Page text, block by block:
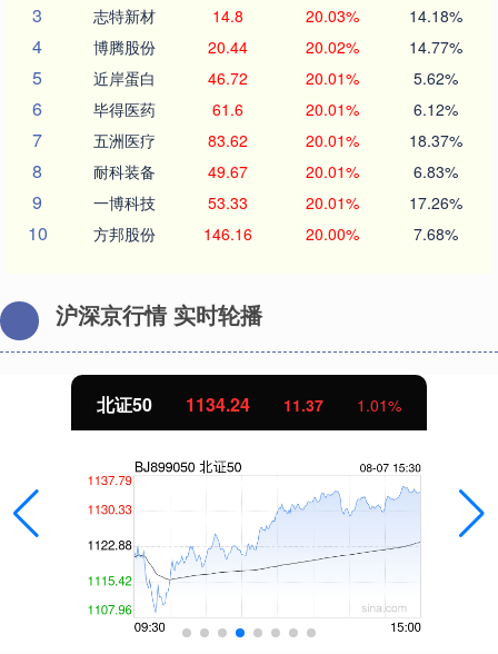
3 志特新材 14.8 20.03% 14.18%
4 博腾股份 20.44 20.02% 14.77%
5 近岸蛋白 46.72 20.01% 5.62%
6 毕得医药 61.6 20.01% 6.12%
7 五洲医疗 83.62 20.01% 18.37%
8 耐科装备 49.67 20.01% 6.83%
9 一博科技 53.33 20.01% 17.26%
10 方邦股份 146.16 20.00% 7.68%
沪深京行情 实时轮播
北证50 1134.24 11.37 1.01%